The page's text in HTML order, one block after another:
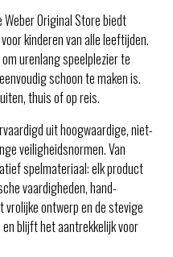
Original Store biedt
kinderen van alle leeftijden.
urenlang speelplezier te
schoon te maken is.
thuis of op reis.
uit hoogwaardige, niet-
veiligheidsnormen. Van
spelmateriaal: elk product
vaardigheden, hand-
ontwerp en de stevige
blijft het aantrekkelijk voor